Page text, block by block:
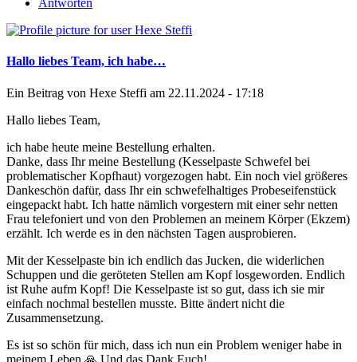
Antworten
Hallo liebes Team, ich habe…
Ein Beitrag von Hexe Steffi am 22.11.2024 - 17:18
Hallo liebes Team,
ich habe heute meine Bestellung erhalten.
Danke, dass Ihr meine Bestellung (Kesselpaste Schwefel bei
problematischer Kopfhaut) vorgezogen habt. Ein noch viel größeres
Dankeschön dafür, dass Ihr ein schwefelhaltiges Probeseifenstück
eingepackt habt. Ich hatte nämlich vorgestern mit einer sehr netten
Frau telefoniert und von den Problemen an meinem Körper (Ekzem)
erzählt. Ich werde es in den nächsten Tagen ausprobieren.
Mit der Kesselpaste bin ich endlich das Jucken, die widerlichen
Schuppen und die geröteten Stellen am Kopf losgeworden. Endlich
ist Ruhe aufm Kopf! Die Kesselpaste ist so gut, dass ich sie mir
einfach nochmal bestellen musste. Bitte ändert nicht die
Zusammensetzung.
Es ist so schön für mich, dass ich nun ein Problem weniger habe in
meinem Leben 🙏 Und das Dank Euch!